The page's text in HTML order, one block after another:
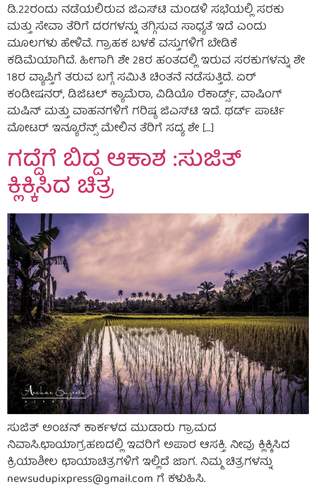
ಡಿ.22ರಂದು ನಡೆಯಲಿರುವ ಜಿಎಸ್‌ಟಿ ಮಂಡಳಿ ಸಭೆಯಲ್ಲಿ ಸರಕು
ಮತ್ತು ಸೇವಾ ತೆರಿಗೆ ದರಗಳನ್ನು ತಗ್ಗಿಸುವ ಸಾಧ್ಯತೆ ಇದೆ ಎಂದು
ಮೂಲಗಳು ಹೇಳಿವೆ. ಗ್ರಾಹಕ ಬಳಕೆ ವಸ್ತುಗಳಿಗೆ ಬೇಡಿಕೆ
ಕಡಿಮೆಯಾಗಿದೆ. ಹೀಗಾಗಿ ಶೇ 28ರ ಹಂತದಲ್ಲಿ ಇರುವ ಸರಕುಗಳನ್ನು ಶೇ
18ರ ವ್ಯಾಪ್ತಿಗೆ ತರುವ ಬಗ್ಗೆ ಸಮಿತಿ ಚಿಂತನೆ ನಡೆಸುತ್ತಿದೆ. ಏರ್‌
ಕಂಡೀಷನರ್, ಡಿಜಿಟಲ್ ಕ್ಯಾಮೆರಾ, ವಿಡಿಯೊ ರೆಕಾರ್ಡ್ಸ್‌, ವಾಷಿಂಗ್
ಮಷಿನ್‌ ಮತ್ತು ವಾಹನಗಳಿಗೆ ಗರಿಷ್ಠ ಜಿಎಸ್‌ಟಿ ಇದೆ. ಥರ್ಡ್‌ ಪಾರ್ಟಿ
ಮೋಟರ್ ಇನ್ಯೂರೆನ್ಸ್‌ ಮೇಲಿನ ತೆರಿಗೆ ಸದ್ಯ ಶೇ […]
ಗದ್ದೆಗೆ ಬಿದ್ದ ಆಕಾಶ :ಸುಜಿತ್
ಕ್ಲಿಕ್ಕಿಸಿದ ಚಿತ್ರ
ಸುಜಿತ್ ಅಂಚನ್ ಕಾರ್ಕಳದ ಮುಡಾರು ಗ್ರಾಮದ
ನಿವಾಸಿ.ಛಾಯಾಗ್ರಹಣದಲ್ಲಿ ಇವರಿಗೆ ಅಪಾರ ಆಸಕ್ತಿ. ನೀವು ಕ್ಲಿಕ್ಕಿಸಿದ
ಕ್ರಿಯಾಶೀಲ ಛಾಯಾಚಿತ್ರಗಳಿಗೆ ಇಲ್ಲಿದೆ ಜಾಗ. ನಿಮ್ಮ ಚಿತ್ರಗಳನ್ನು
newsudupixpress@gmail.com ಗೆ ಕಳುಹಿಸಿ.